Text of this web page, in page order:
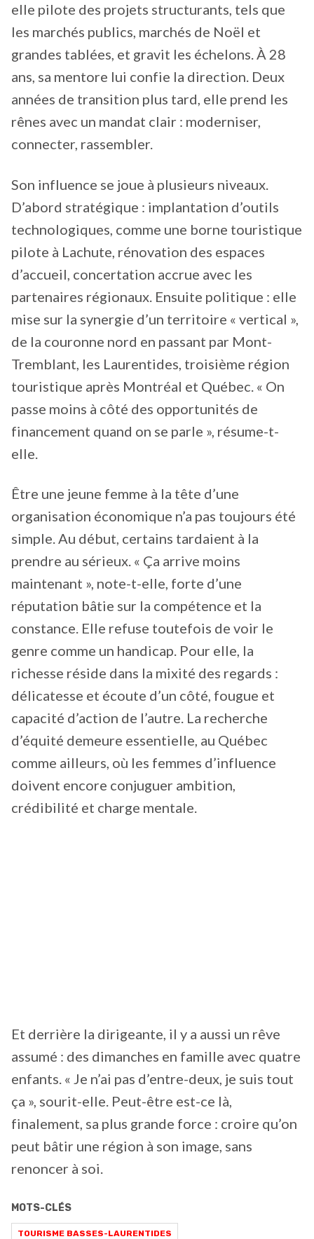
elle pilote des projets structurants, tels que
les marchés publics, marchés de Noël et
grandes tablées, et gravit les échelons. À 28
ans, sa mentore lui confie la direction. Deux
années de transition plus tard, elle prend les
rênes avec un mandat clair : moderniser,
connecter, rassembler.
Son influence se joue à plusieurs niveaux.
D’abord stratégique : implantation d’outils
technologiques, comme une borne touristique
pilote à Lachute, rénovation des espaces
d’accueil, concertation accrue avec les
partenaires régionaux. Ensuite politique : elle
mise sur la synergie d’un territoire « vertical »,
de la couronne nord en passant par Mont-
Tremblant, les Laurentides, troisième région
touristique après Montréal et Québec. « On
passe moins à côté des opportunités de
financement quand on se parle », résume-t-
elle.
Être une jeune femme à la tête d’une
organisation économique n’a pas toujours été
simple. Au début, certains tardaient à la
prendre au sérieux. « Ça arrive moins
maintenant », note-t-elle, forte d’une
réputation bâtie sur la compétence et la
constance. Elle refuse toutefois de voir le
genre comme un handicap. Pour elle, la
richesse réside dans la mixité des regards :
délicatesse et écoute d’un côté, fougue et
capacité d’action de l’autre. La recherche
d’équité demeure essentielle, au Québec
comme ailleurs, où les femmes d’influence
doivent encore conjuguer ambition,
crédibilité et charge mentale.
Et derrière la dirigeante, il y a aussi un rêve
assumé : des dimanches en famille avec quatre
enfants. « Je n’ai pas d’entre-deux, je suis tout
ça », sourit-elle. Peut-être est-ce là,
finalement, sa plus grande force : croire qu’on
peut bâtir une région à son image, sans
renoncer à soi.
MOTS-CLÉS
TOURISME BASSES-LAURENTIDES